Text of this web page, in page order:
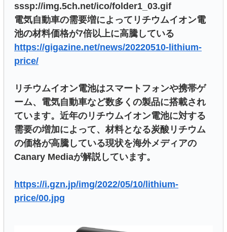
sssp://img.5ch.net/ico/folder1_03.gif
電気自動車の需要増によってリチウムイオン電
池の材料価格が7倍以上に高騰している
https://gigazine.net/news/20220510-lithium-
price/
リチウムイオン電池はスマートフォンや携帯ゲ
ーム、電気自動車など数多くの製品に搭載され
ています。近年のリチウムイオン電池に対する
需要の増加によって、材料となる炭酸リチウム
の価格が高騰している現状を海外メディアの
Canary Mediaが解説しています。
https://i.gzn.jp/img/2022/05/10/lithium-
price/00.jpg